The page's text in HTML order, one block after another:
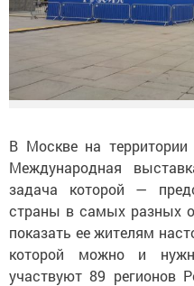
В Москве на
Международная
задача которой —
страны в самых разных
показать ее жителям
которой можно и
участвуют 89 регионов